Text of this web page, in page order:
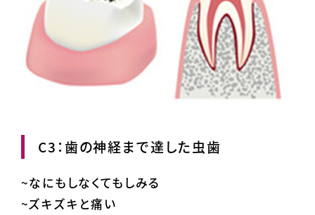
C3：歯の神経まで達した虫歯
~なにもしなくてもしみる
~ズキズキと痛い